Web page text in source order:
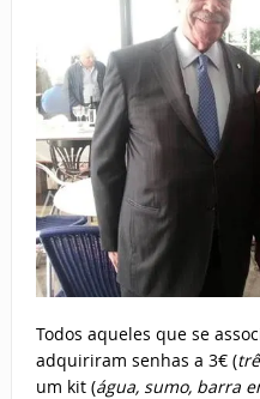
Todos aqueles que se
adquiriram senhas a 3€ (
um kit (água, sumo, barra